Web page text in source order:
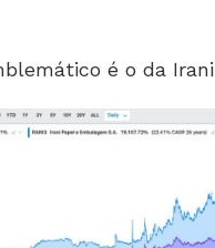
é o da Irani